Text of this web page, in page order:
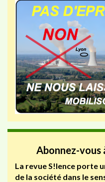
Abonnez-vous
La revue S!lence porte
de la société dans le